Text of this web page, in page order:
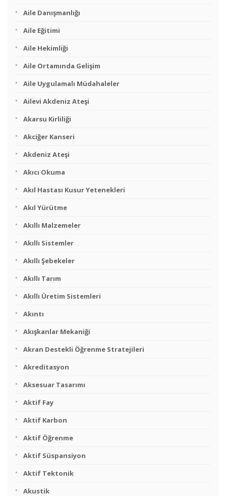
Aile Danışmanlığı
Aile Eğitimi
Aile Hekimliği
Aile Ortamında Gelişim
Aile Uygulamalı Müdahaleler
Ailevi Akdeniz Ateşi
Akarsu Kirliliği
Akciğer Kanseri
Akdeniz Ateşi
Akıcı Okuma
Akıl Hastası Kusur Yetenekleri
Akıl Yürütme
Akıllı Malzemeler
Akıllı Sistemler
Akıllı Şebekeler
Akıllı Tarım
Akıllı Üretim Sistemleri
Akıntı
Akışkanlar Mekaniği
Akran Destekli Öğrenme Stratejileri
Akreditasyon
Aksesuar Tasarımı
Aktif Fay
Aktif Karbon
Aktif Öğrenme
Aktif Süspansiyon
Aktif Tektonik
Akustik